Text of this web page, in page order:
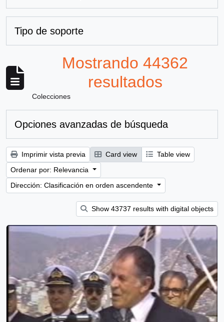
Tipo de soporte
Mostrando 44362
resultados
Colecciones
Opciones avanzadas de búsqueda
Imprimir vista previa Card view
Table view
Ordenar por: Relevancia
Dirección: Clasificación en orden ascendente
Show 43737 results with digital objects